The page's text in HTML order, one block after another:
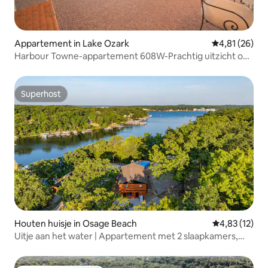
Appartement in Lake Ozark Gemiddelde
4,81 (26)
Harbour Towne-appartement 608W-Prachtig uitzicht op
Superhost
Superhost
Houten huisje in Osage Beach Gemiddelde
4,83 (12)
Uitje aan het water | Appartement met 2 slaapkamers,